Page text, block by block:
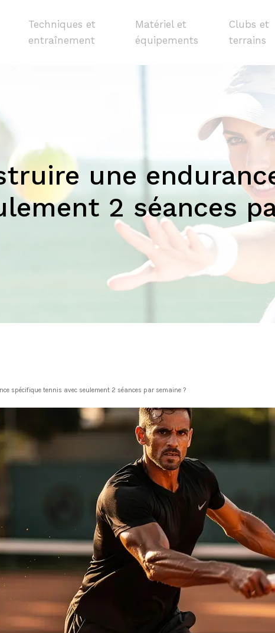
Techniques et
entraînement
Matériel et
équipements
Clubs et
terrains
une
2 séances
spécifique tennis avec seulement 2 séances par semaine ?